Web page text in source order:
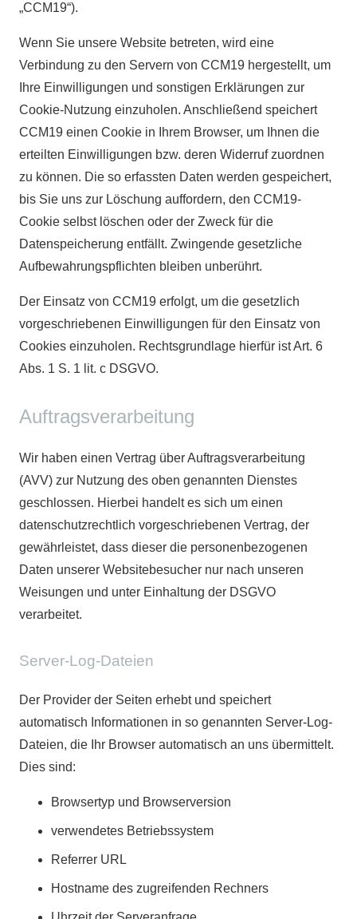
„CCM19“).
Wenn Sie unsere Website betreten, wird eine
Verbindung zu den Servern von CCM19 hergestellt, um
Ihre Einwilligungen und sonstigen Erklärungen zur
Cookie-Nutzung einzuholen. Anschließend speichert
CCM19 einen Cookie in Ihrem Browser, um Ihnen die
erteilten Einwilligungen bzw. deren Widerruf zuordnen
zu können. Die so erfassten Daten werden gespeichert,
bis Sie uns zur Löschung auffordern, den CCM19-
Cookie selbst löschen oder der Zweck für die
Datenspeicherung entfällt. Zwingende gesetzliche
Aufbewahrungspflichten bleiben unberührt.
Der Einsatz von CCM19 erfolgt, um die gesetzlich
vorgeschriebenen Einwilligungen für den Einsatz von
Cookies einzuholen. Rechtsgrundlage hierfür ist Art. 6
Abs. 1 S. 1 lit. c DSGVO.
Auftragsverarbeitung
Wir haben einen Vertrag über Auftragsverarbeitung
(AVV) zur Nutzung des oben genannten Dienstes
geschlossen. Hierbei handelt es sich um einen
datenschutzrechtlich vorgeschriebenen Vertrag, der
gewährleistet, dass dieser die personenbezogenen
Daten unserer Websitebesucher nur nach unseren
Weisungen und unter Einhaltung der DSGVO
verarbeitet.
Server-Log-Dateien
Der Provider der Seiten erhebt und speichert
automatisch Informationen in so genannten Server-Log-
Dateien, die Ihr Browser automatisch an uns übermittelt.
Dies sind:
Browsertyp und Browserversion
verwendetes Betriebssystem
Referrer URL
Hostname des zugreifenden Rechners